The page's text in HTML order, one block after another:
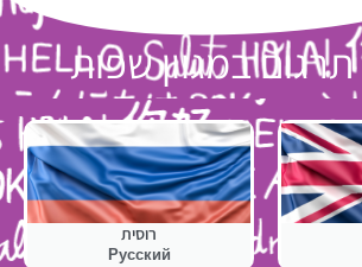
תרגום במגוון שפות
רוסית
Русский